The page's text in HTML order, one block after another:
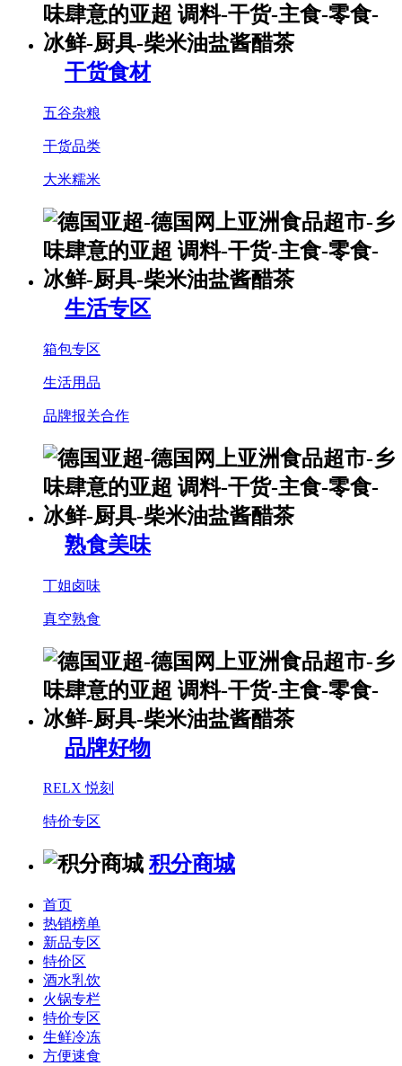
干货食材
五谷杂粮
干货品类
大米糯米
生活专区
箱包专区
生活用品
品牌报关合作
熟食美味
丁姐卤味
真空熟食
品牌好物
RELX 悦刻
特价专区
积分商城
首页
热销榜单
新品专区
特价区
酒水乳饮
火锅专栏
特价专区
生鲜冷冻
方便速食